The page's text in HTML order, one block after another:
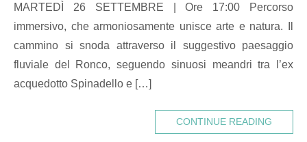
MARTEDÌ 26 SETTEMBRE | Ore 17:00 Percorso
immersivo, che armoniosamente unisce arte e natura. Il
cammino si snoda attraverso il suggestivo paesaggio
fluviale del Ronco, seguendo sinuosi meandri tra l’ex
acquedotto Spinadello e […]
CONTINUE READING